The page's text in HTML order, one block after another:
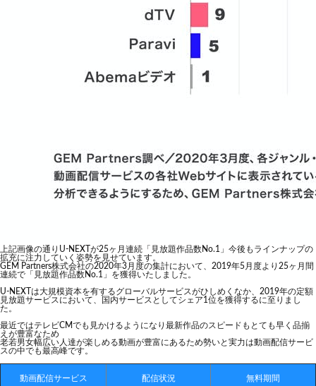
上記画像の通りU-NEXTが25ヶ月連続「見放題作品数No.1」今後もラインナップの
拡充に注力していく姿勢を見せています。
GEM Partners株式会社の2020年3月度の集計において、2019年5月度より25ヶ月間
連続で「見放題作品数No.1」を獲得いたしました。
U-NEXTは大規模資本を有するグローバルサービスがひしめくなか、2019年の定額
見放題サービスにおいて、国内サービスとしてシェア1位を獲得するに至りまし
た。
最近ではテレビCMでも見かけるようになり最新作品のスピードもとても早く品揃
えが豊富なため
老若男女幅広い人達が楽しめる動画が豊富にあるため勢いと実力は動画配信サービ
スの中でも最高峰です。
動画配信サービス 配信状況 無料期間